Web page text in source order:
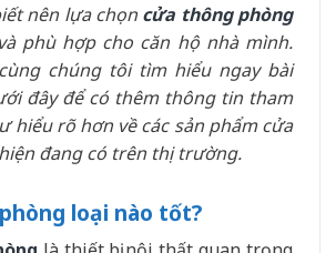
nên lựa chọncửa thông phòng
phù hợp cho căn hộ nhà mình.
chúng tôi tìm hiểu ngay bài
đây để có thêm thông tin tham
hiểu rõ hơn về các sản phẩm cửa
đang có trên thị trường.
loại nào tốt?